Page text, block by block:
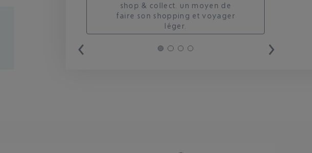
shop & collect. un moyen de
faire son shopping et voyager
léger.